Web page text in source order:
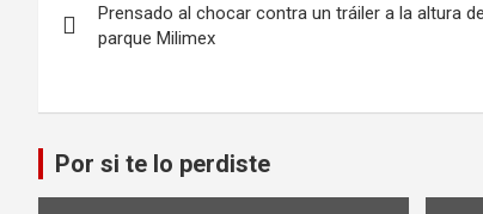
de
Prensado al chocar contra un tráiler a la altura
parque Milimex
Por si te lo perdiste